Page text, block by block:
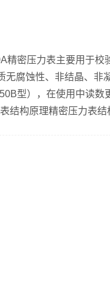
级百分比的乘积，如果
精密压力表主要用于校
无腐蚀性、非结晶、非
型），在使用中读数
结构原理精密压力表